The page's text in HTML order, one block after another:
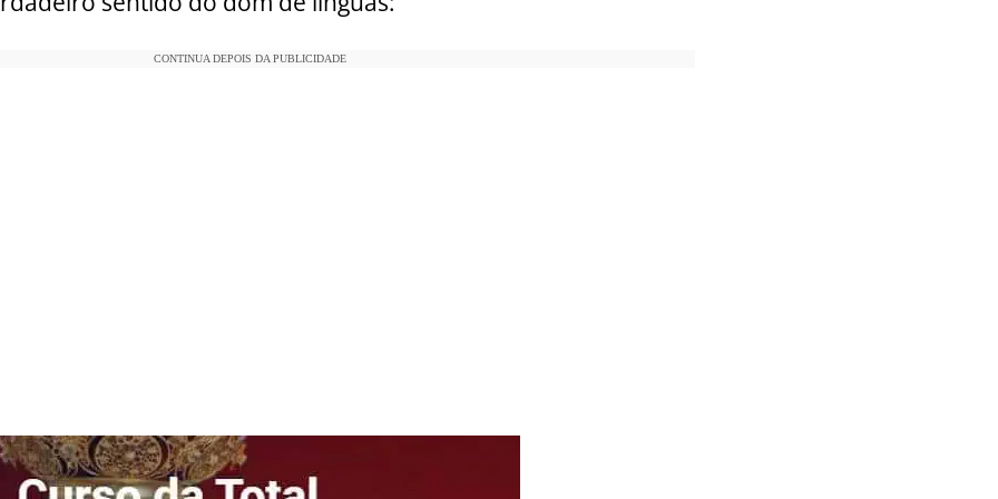
CONTINUA DEPOIS DA PUBLICIDADE